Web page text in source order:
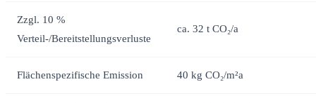
Zzgl. 10 %
Verteil-/Bereitstellungsverluste
ca. 32 t CO₂/a
Flächenspezifische Emission 40 kg CO₂/m²a